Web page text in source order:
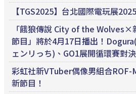
【TGS2025】台北國際電玩展
「餓狼傳說 City of the Wolves×
節目」將於4月17日播出！
ェンリっち)、GO1展開循環賽對決
彩虹社新VTuber偶像男組合ROF-
新節目！